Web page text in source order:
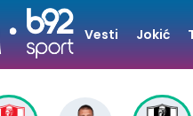
Vesti Jokić